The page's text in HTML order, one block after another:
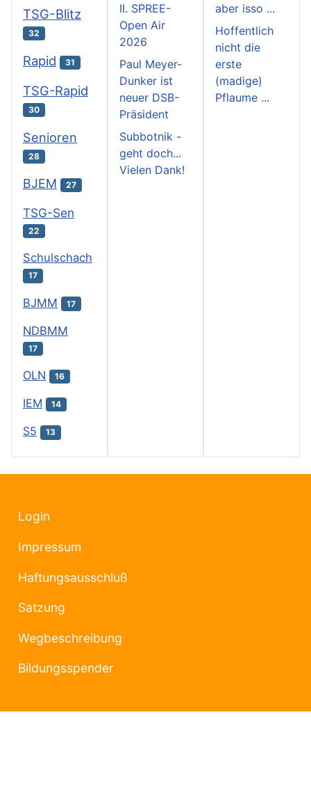
TSG-Blitz
32
Rapid 31
TSG-Rapid
30
Senioren
28
BJEM 27
TSG-Sen
22
Schulschach
17
BJMM 17
NDBMM
17
OLN 16
IEM 14
S5 13
II. SPREE-
Open Air
2026
Paul Meyer-
Dunker ist
neuer DSB-
Präsident
Subbotnik -
geht doch...
Vielen Dank!
aber isso ...
Hoffentlich
nicht die
erste
(madige)
Pflaume ...
Login
Impressum
Haftungsausschluß
Satzung
Wegbeschreibung
Bildungsspender